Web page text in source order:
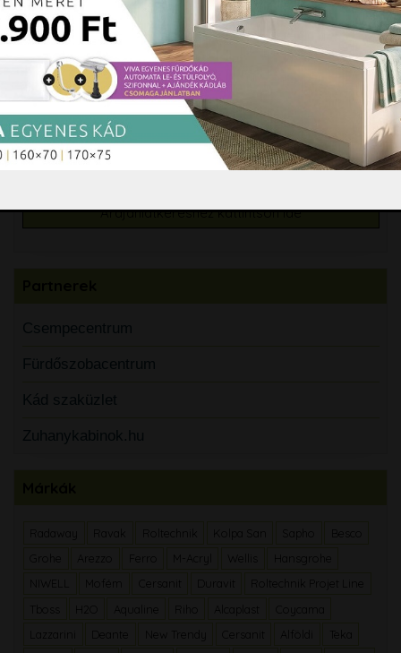
Burkolási segédanyagok
Csempe, padlólap, mozaik
Árajánlatkérés
Árajánlatkéréshez kattintson ide
Csempecentrum
Fürdőszobacentrum
Kád szaküzlet
Zuhanykabinok.hu
Roltechnik Kolpa San
Besco
Grohe
Arezzo Ferro M-Acryl Wellis
Hansgrohe
Mofém Cersanit Duravit
Roltechnik Projet Line
Tboss
H2O Aqualine Alcaplast
Deante New Trendy Cersanit Alföldi
Teka